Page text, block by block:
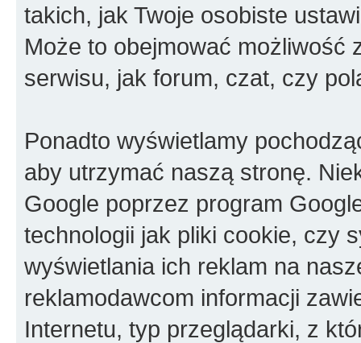
takich, jak Twoje osobiste
Może to obejmować możliwość
serwisu, jak forum, czat, czy
Ponadto wyświetlamy
aby utrzymać naszą stronę.
Google poprzez program
technologii jak pliki cookie, czy
wyświetlania ich reklam na
reklamodawcom informacji
Internetu, typ przeglądarki, z